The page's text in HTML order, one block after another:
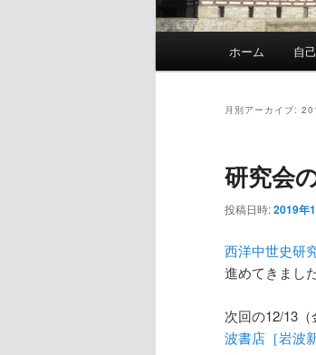
ホーム 自
月別アーカイブ:
研究会
投稿日時:2019年
西洋中世史研
進めてきまし
次回の12/13
波書店［岩波